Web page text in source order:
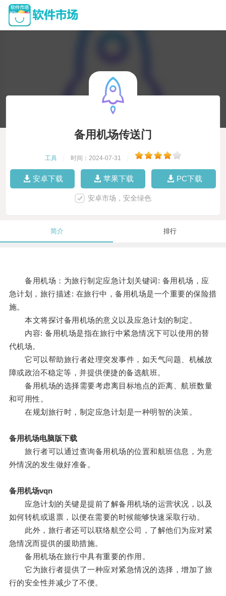
备用机场传送门
工具 时间：2024-07-31
安卓下载 苹果下载 PC下载
安卓市场，安全绿色
简介 排行
备用机场：为旅行制定应急计划关键词: 备用机场，应
急计划，旅行描述: 在旅行中，备用机场是一个重要的保险措
施。
本文将探讨备用机场的意义以及应急计划的制定。
内容: 备用机场是指在旅行中紧急情况下可以使用的替
代机场。
它可以帮助旅行者处理突发事件，如天气问题、机械故
障或政治不稳定等，并提供便捷的备选航班。
备用机场的选择需要考虑离目标地点的距离、航班数量
和可用性。
在规划旅行时，制定应急计划是一种明智的决策。
备用机场电脑版下载
旅行者可以通过查询备用机场的位置和航班信息，为意
外情况的发生做好准备。
备用机场vqn
应急计划的关键是提前了解备用机场的运营状况，以及
如何转机或退票，以便在需要的时候能够快速采取行动。
此外，旅行者还可以联络航空公司，了解他们为应对紧
急情况而提供的援助措施。
备用机场在旅行中具有重要的作用。
它为旅行者提供了一种应对紧急情况的选择，增加了旅
行的安全性并减少了不便。